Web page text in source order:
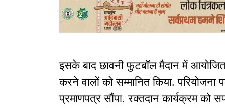
इसके बाद छावनी फुटबॉल मैदान में
करने वालों को सम्मानित किया. परियोजना
प्रमाणपत्र सौंपा. रक्तदान कार्यक्रम को